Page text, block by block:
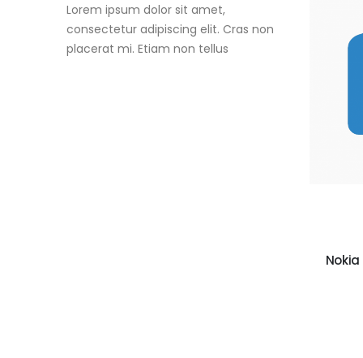
Lorem ipsum dolor sit amet,
consectetur adipiscing elit. Cras non
placerat mi. Etiam non tellus